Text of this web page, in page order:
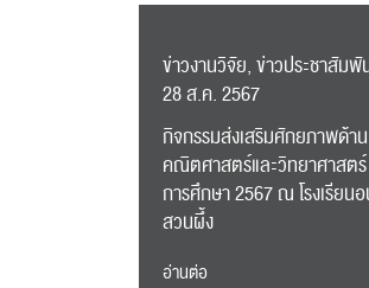
ข่าวงานวิจัย, ข่าวประชาสัม
28 ส.ค. 2567
กิจกรรมส่งเสริมศักยภาพด้าน
คณิตศาสตร์และวิทยาศาสตร์
การศึกษา 2567 ณ โรงเรียน
สวนผึ้ง
อ่านต่อ